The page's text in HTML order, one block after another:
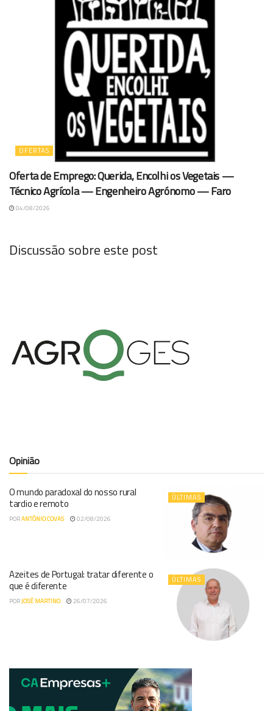
OFERTAS
Oferta de Emprego: Querida, Encolhi os Vegetais —
Técnico Agrícola — Engenheiro Agrónomo — Faro
04/08/2026
Discussão sobre este post
Opinião
ÚLTIMAS
O mundo paradoxal do nosso rural
tardio e remoto
PORANTÓNIO COVAS 02/08/2026
ÚLTIMAS
Azeites de Portugal: tratar diferente o
que é diferente
PORJOSÉ MARTINO 26/07/2026